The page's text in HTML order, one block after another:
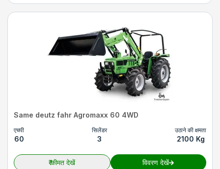
Same deutz fahr Agromaxx 60 4WD
एचपी
60
सिलेंडर
3
उठाने की क्षमता
2100 Kg
₹कीमत देखें विवरण देखें